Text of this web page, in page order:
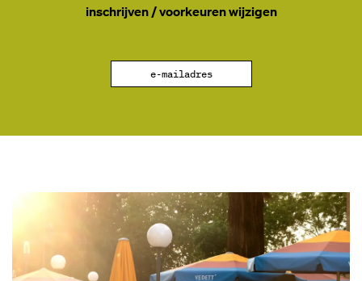
inschrijven / voorkeuren wijzigen
e-mailadres